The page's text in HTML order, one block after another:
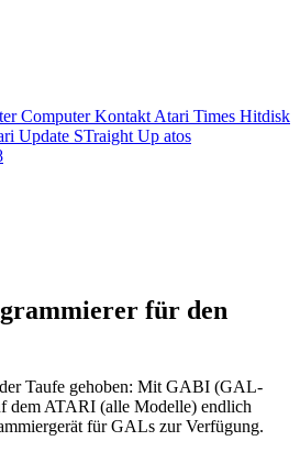
Computer Kontakt Atari Times Hitdisk
Update STraight Up atos
für den
Taufe gehoben: Mit GABI (GAL-
dem ATARI (alle Modelle) endlich
für GALs zur Verfügung.